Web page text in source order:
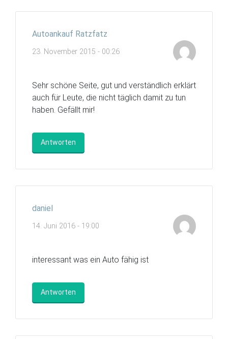
Autoankauf Ratzfatz
23. November 2015 - 00:26
Sehr schöne Seite, gut und verständlich erklärt
auch für Leute, die nicht täglich damit zu tun
haben. Gefällt mir!
Antworten
daniel
14. Juni 2016 - 19:00
interessant was ein Auto fähig ist
Antworten